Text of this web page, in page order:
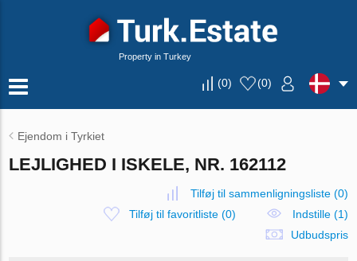
Property in Turkey
(0) (0)
Ejendom i Tyrkiet
LEJLIGHED I ISKELE, NR. 162112
Tilføj til sammenligningsliste(0)
Tilføj til favoritliste (0)
Indstille (1)
Udbudspris